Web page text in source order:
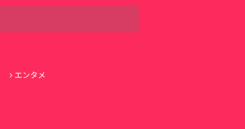
エンタメ